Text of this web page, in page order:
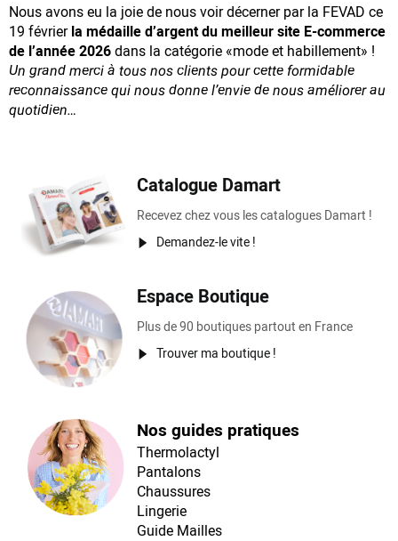
Nous avons eu la joie de nous voir décerner par la FEVAD ce
19 févrierla médaille d’argent du meilleur site E-commerce
de l’année 2026dans la catégorie «mode et habillement» !
Un grand merci à tous nos clients pour cette formidable
reconnaissancequi nous donne l’envie de nous améliorer au
quotidien…
Catalogue Damart
Recevez chez vous les catalogues Damart !
Demandez-le vite !
Espace Boutique
Plus de 90 boutiques partout en France
Trouver ma boutique !
Nos guides pratiques
Thermolactyl
Pantalons
Chaussures
Lingerie
Guide Mailles